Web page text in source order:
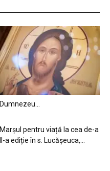
Dumnezeu…
Marșul pentru viață la cea de-a
II-a ediție în s. Lucășeuca,...